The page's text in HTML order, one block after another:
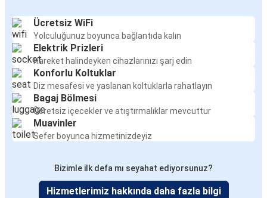
Ücretsiz WiFi
Yolculuğunuz boyunca bağlantıda kalın
Elektrik Prizleri
Hareket halindeyken cihazlarınızı şarj edin
Konforlu Koltuklar
Diz mesafesi ve yaslanan koltuklarla rahatlayın
Bagaj Bölmesi
Ücretsiz içecekler ve atıştırmalıklar mevcuttur
Muavinler
Sefer boyunca hizmetinizdeyiz
Bizimle ilk defa mı seyahat ediyorsunuz?
Hizmetlerimiz hakkında daha fazla bilgi